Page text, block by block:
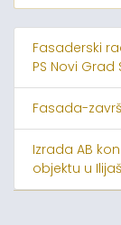
Fasaderski
PS Novi Grad
Fasada-
Izrada AB
objektu u